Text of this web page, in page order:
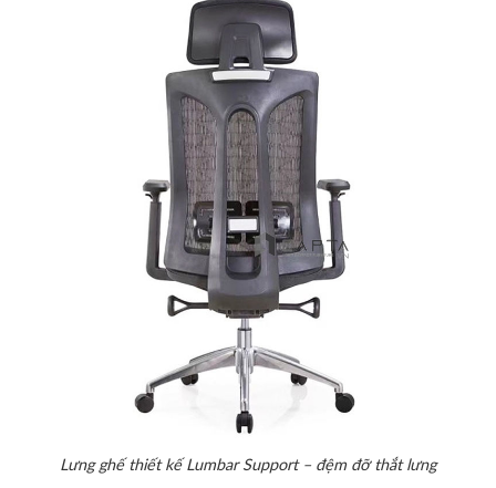
Lưng ghế thiết kế Lumbar Support – đệm đỡ thắt lưng